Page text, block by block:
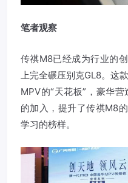
笔者观察
传祺M8已经成为行业的
上完全碾压别克GL8。这
MPV的“天花板”，豪华
的加入，提升了传祺M8
学习的榜样。